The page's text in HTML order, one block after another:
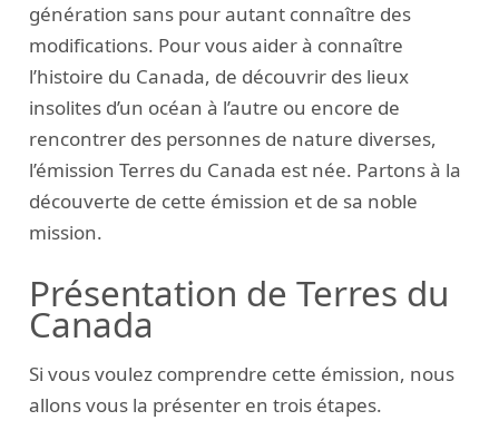
génération sans pour autant connaître des
modifications. Pour vous aider à connaître
l’histoire du Canada, de découvrir des lieux
insolites d’un océan à l’autre ou encore de
rencontrer des personnes de nature diverses,
l’émission Terres du Canada est née. Partons à la
découverte de cette émission et de sa noble
mission.
Présentation de Terres du
Canada
Si vous voulez comprendre cette émission, nous
allons vous la présenter en trois étapes.